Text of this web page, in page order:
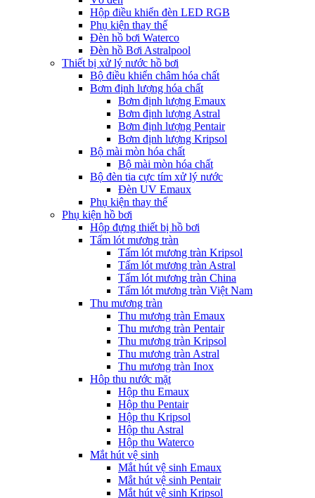
Hộp điều khiển đèn LED RGB
Phụ kiện thay thế
Đèn hồ bơi Waterco
Đèn hồ Bơi Astralpool
Thiết bị xử lý nước hồ bơi
Bộ điều khiển châm hóa chất
Bơm định lượng hóa chất
Bơm định lượng Emaux
Bơm định lượng Astral
Bơm định lượng Pentair
Bơm định lượng Kripsol
Bộ mài mòn hóa chất
Bộ mài mòn hóa chất
Bộ đèn tia cực tím xử lý nước
Đèn UV Emaux
Phụ kiện thay thế
Phụ kiện hồ bơi
Hộp đựng thiết bị hồ bơi
Tấm lót mương tràn
Tấm lót mương tràn Kripsol
Tấm lót mương tràn Astral
Tấm lót mương tràn China
Tấm lót mương tràn Việt Nam
Thu mương tràn
Thu mương tràn Emaux
Thu mương tràn Pentair
Thu mương tràn Kripsol
Thu mương tràn Astral
Thu mương tràn Inox
Hôp thu nước mặt
Hộp thu Emaux
Hộp thu Pentair
Hộp thu Kripsol
Hộp thu Astral
Hộp thu Waterco
Mắt hút vệ sinh
Mắt hút vệ sinh Emaux
Mắt hút vệ sinh Pentair
Mắt hút vệ sinh Kripsol